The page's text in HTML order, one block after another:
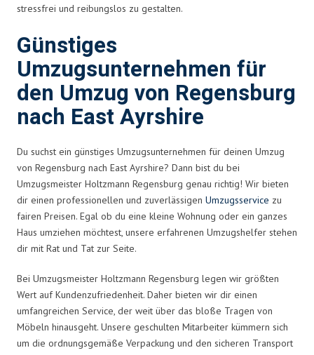
stressfrei und reibungslos zu gestalten.
Günstiges
Umzugsunternehmen für
den Umzug von Regensburg
nach East Ayrshire
Du suchst ein günstiges Umzugsunternehmen für deinen Umzug
von Regensburg nach East Ayrshire? Dann bist du bei
Umzugsmeister Holtzmann Regensburg genau richtig! Wir bieten
dir einen professionellen und zuverlässigen Umzugsservice zu
fairen Preisen. Egal ob du eine kleine Wohnung oder ein ganzes
Haus umziehen möchtest, unsere erfahrenen Umzugshelfer stehen
dir mit Rat und Tat zur Seite.
Bei Umzugsmeister Holtzmann Regensburg legen wir größten
Wert auf Kundenzufriedenheit. Daher bieten wir dir einen
umfangreichen Service, der weit über das bloße Tragen von
Möbeln hinausgeht. Unsere geschulten Mitarbeiter kümmern sich
um die ordnungsgemäße Verpackung und den sicheren Transport